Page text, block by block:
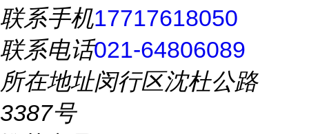
联系手机17717618050
联系电话021-64806089
所在地址闵行区沈杜公路
3387号